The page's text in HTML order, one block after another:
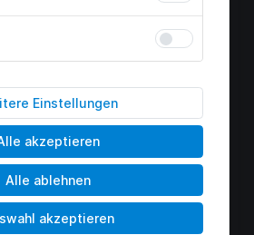
Einstellungen
akzeptieren
Alle ablehnen
akzeptieren